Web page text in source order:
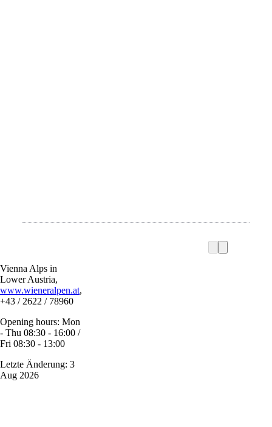
Vienna Alps in
Lower Austria,
www.wieneralpen.at,
+43 / 2622 / 78960
Opening hours: Mon
- Thu 08:30 - 16:00 /
Fri 08:30 - 13:00
Letzte Änderung: 3
Aug 2026